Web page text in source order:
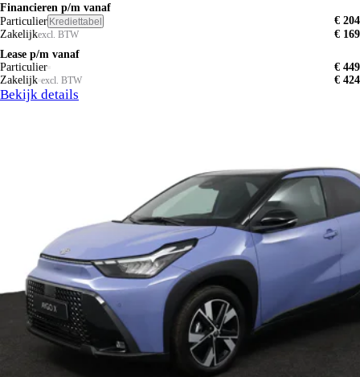
Financieren p/m vanaf
Particulier Krediettabel
€ 204
Zakelijkexcl. BTW
€ 169
Lease p/m vanaf
Particulier
€ 449
Zakelijk excl. BTW € 424
Bekijk details